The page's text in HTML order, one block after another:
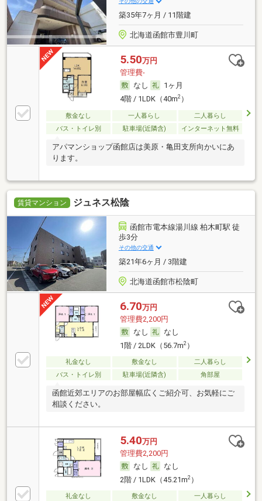
築35年7ヶ月 / 11階建
北海道函館市豊川町
5.50万円
管理費-
なし
1ヶ月
4階 / 1LDK（40m2）
敷金なし 一人暮らし
二人暮らし
バス・トイレ別
駐車場(近隣含) インターネット無料
アパマンショップ函館店は美原・亀田支所向かいにあ
ります。
賃貸マンション ジュネス松陰
函館市電本線湯川線 柏木町駅 徒
歩3分
その他の交通
築21年6ヶ月 / 3階建
北海道函館市松陰町
6.70万円
管理費2,200円
なし
なし
1階 / 2LDK（56.7m2）
礼金なし 敷金なし
二人暮らし
バス・トイレ別
駐車場(近隣含) 角部屋
函館近郊エリアのお部屋幅広くご紹介可、お気軽にご
相談ください。
5.40万円
管理費2,200円
なし
なし
2階 / 1LDK（45.21m2）
礼金なし 敷金なし
一人暮らし